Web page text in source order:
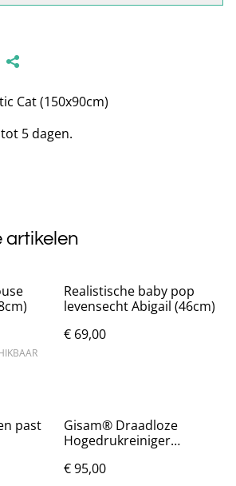
Cat (150x90cm)
5 dagen.
artikelen
Realistische baby pop
levensecht Abigail (46cm)
€ 69,00
past
Gisam® Draadloze
Hogedrukreiniger
€ 95,00